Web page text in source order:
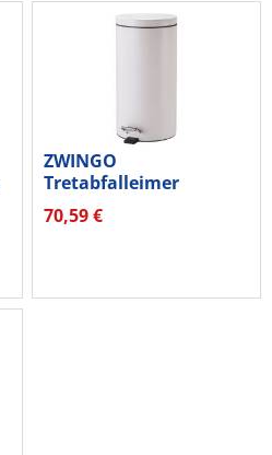
ZWINGO
Tretabfalleimer
Z2300305 20l Stahl
rund...
70,59 €